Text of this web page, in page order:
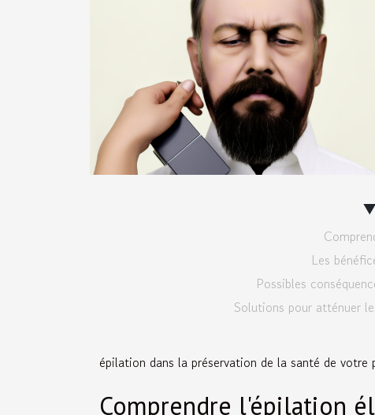
Les
Possibles
Solutions pour atténuer
épilation dans la préservation de la santé de votre
Comprendre l'épilation